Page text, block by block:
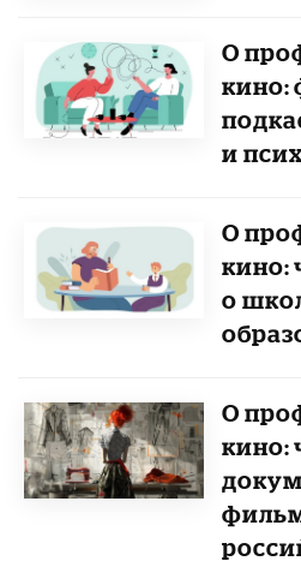
О
кино:
и
О
кино:
о
О
кино: